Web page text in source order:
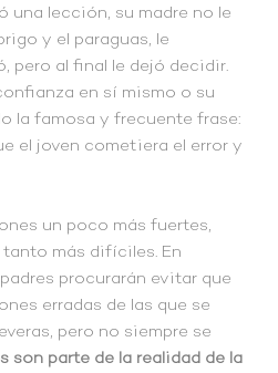
una lección, su madre no le
y el paraguas, le
pero al final le dejó decidir.
en sí mismo o su
la famosa y frecuente frase:
el joven cometiera el error y
un poco más fuertes,
más difíciles. En
procurarán evitar que
erradas de las que se
pero no siempre se
son parte de la realidad de la